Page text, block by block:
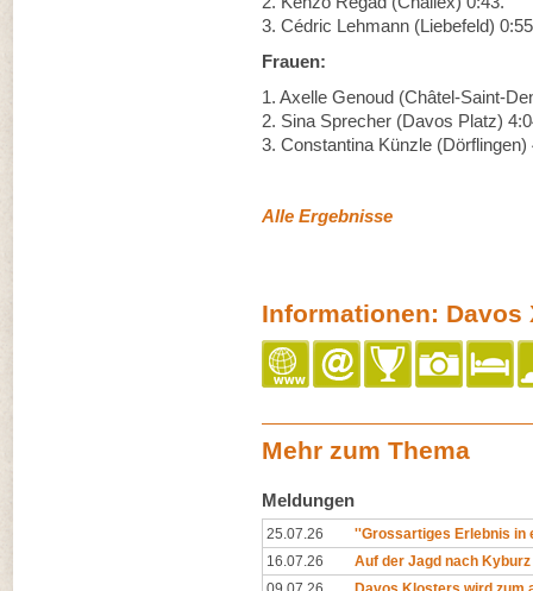
3. Cédric Lehmann (Liebefeld)
Frauen:
1. Axelle Genoud (Châtel-Saint-
2. Sina Sprecher (Davos Platz)
3. Constantina Künzle (Dörflingen)
Alle Ergebnisse
Informationen: Davos
Mehr zum Thema
Meldungen
25.07.26
''Grossartiges Erlebnis in
16.07.26
Auf der Jagd nach